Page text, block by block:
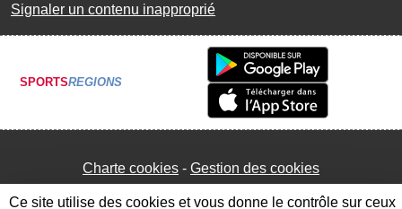
Signaler un contenu inapproprié
SPORTSREGIONS
Charte cookies Gestion des cookies
Ce site utilise des cookies et vous donne le contrôle sur ceux